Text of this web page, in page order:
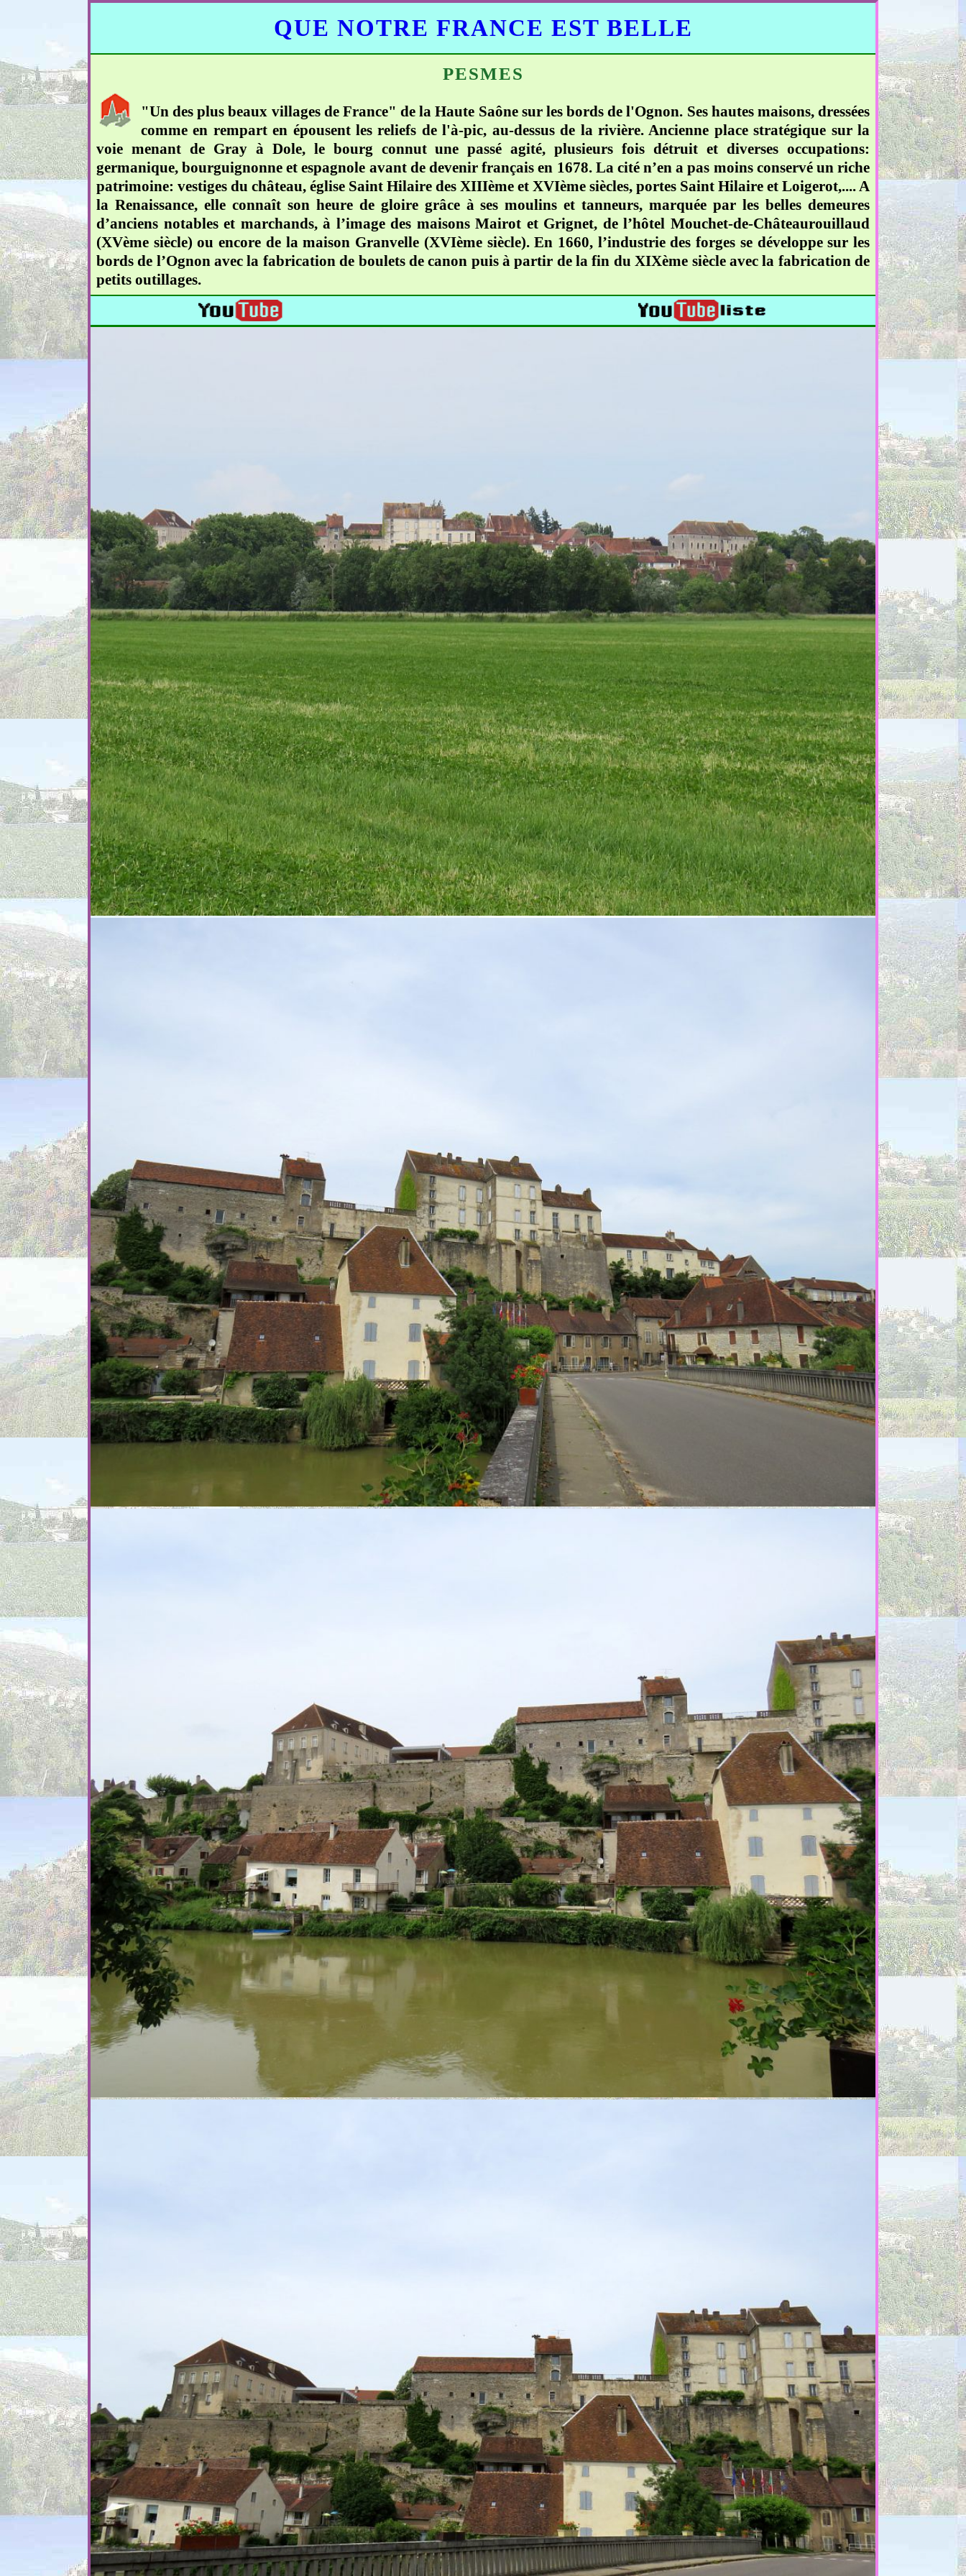
QUE NOTRE FRANCE EST BELLE
PESMES
"Un des plus beaux villages de France" de la Haute Saône sur les bords de l'Ognon. Ses hautes maisons, dressées
comme en rempart en épousent les reliefs de l'à-pic, au-dessus de la rivière. Ancienne place stratégique sur la
voie menant de Gray à Dole, le bourg connut une passé agité, plusieurs fois détruit et diverses occupations:
germanique, bourguignonne et espagnole avant de devenir français en 1678. La cité n’en a pas moins conservé un riche
patrimoine: vestiges du château, église Saint Hilaire des XIIIème et XVIème siècles, portes Saint Hilaire et Loigerot,.... A
la Renaissance, elle connaît son heure de gloire grâce à ses moulins et tanneurs, marquée par les belles demeures
d’anciens notables et marchands, à l’image des maisons Mairot et Grignet, de l’hôtel Mouchet-de-Châteaurouillaud
(XVème siècle) ou encore de la maison Granvelle (XVIème siècle). En 1660, l’industrie des forges se développe sur les
bords de l’Ognon avec la fabrication de boulets de canon puis à partir de la fin du XIXème siècle avec la fabrication de
petits outillages.